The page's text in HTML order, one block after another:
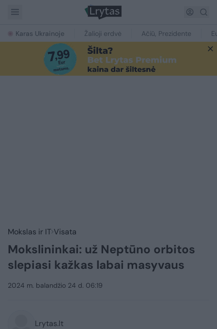
Karas Ukrainoje Žalioji erdvė Ačiū, Prezidente
Mokslas ir IT Visata
Mokslininkai: už Neptūno orbitos
slepiasi kažkas labai masyvaus
2024 m. balandžio 24 d. 06:19
Lrytas.lt